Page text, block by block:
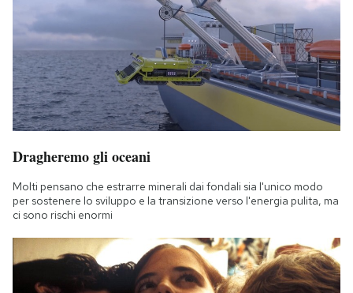
Dragheremo gli oceani
Molti pensano che estrarre minerali dai fondali sia l'unico modo
per sostenere lo sviluppo e la transizione verso l'energia pulita, ma
ci sono rischi enormi